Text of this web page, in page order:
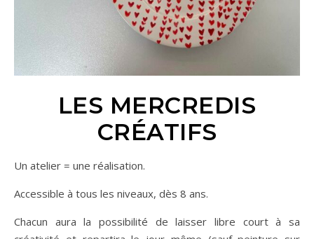
LES MERCREDIS
CRÉATIFS
Un atelier = une réalisation.
Accessible à tous les niveaux, dès 8 ans.
Chacun aura la possibilité de laisser libre court à sa